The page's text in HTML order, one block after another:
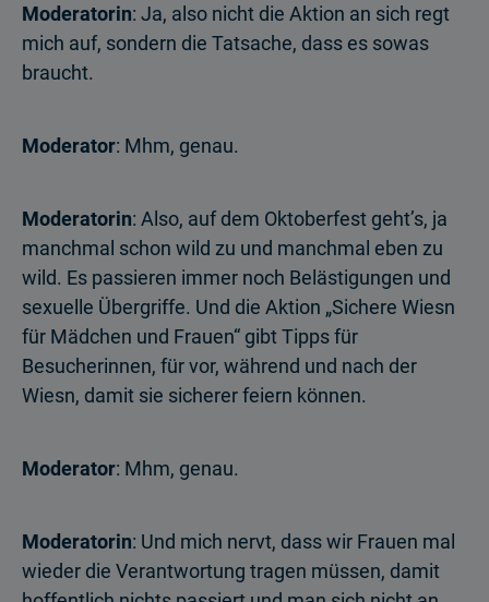
Moderatorin: Ja, also nicht die Aktion an sich regt
mich auf, sondern die Tatsache, dass es sowas
braucht.
Moderator: Mhm, genau.
Moderatorin: Also, auf dem Oktoberfest geht’s, ja
manchmal schon wild zu und manchmal eben zu
wild. Es passieren immer noch Belästigungen und
sexuelle Übergriffe. Und die Aktion „Sichere Wiesn
für Mädchen und Frauen“ gibt Tipps für
Besucherinnen, für vor, während und nach der
Wiesn, damit sie sicherer feiern können.
Moderator: Mhm, genau.
Moderatorin: Und mich nervt, dass wir Frauen mal
wieder die Verantwortung tragen müssen, damit